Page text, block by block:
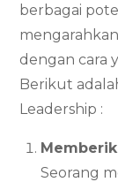
berbagai
dengan cara
Berikut
Leadership :
Seorang